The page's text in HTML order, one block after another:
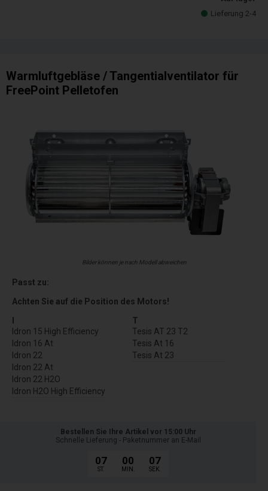
Lieferung 2-4
Warmluftgebläse / Tangentialventilator für
FreePoint Pelletofen
Bilder können je nach Modell abweichen
Passt zu:
Achten Sie auf die Position des Motors!
Idron 15 High Efficiency
Idron 16 At
Idron 22
Idron 22 At
Idron 22 H2O
Idron H2O High Efficiency
T
Tesis AT 23 T2
Tesis At 16
Tesis At 23
Bestellen Sie Ihre Artikel vor 15:00 Uhr
Schnelle Lieferung - Paketnummer an E-Mail
07
ST.
00
MIN.
06
SEK.